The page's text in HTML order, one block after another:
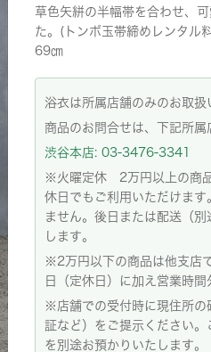
草色矢絣の半幅帯を合わせ、
た。(トンボ玉帯締めレンタ
69㎝
浴衣は所属店舗のみのお取扱
商品のお問合せは、下記所属
渋谷本店: 03-3476-3341
※火曜定休 2万円以上の商
休日でもご利用いただけます
ません。後日または配送（
します。
※2万円以下の商品は他支店
日（定休日）に加え営業時間
※店舗での受付時に現住所の
証など）をご提示ください
を別途お預かりいたします